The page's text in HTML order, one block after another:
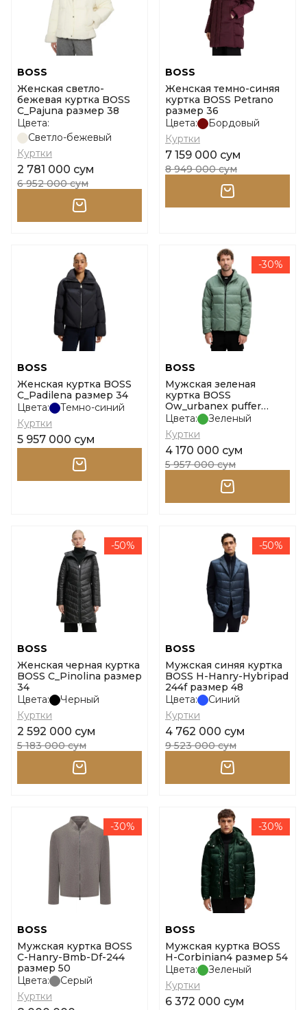
BOSS
Женская светло-
бежевая куртка BOSS
C_Pajuna размер 38
Цвета:
Светло-бежевый
Куртки
2 781 000 сум
6 952 000 сум
BOSS
Женская темно-синяя
куртка BOSS Petrano
размер 36
Цвета:
Бордовый
Куртки
7 159 000 сум
8 949 000 сум
BOSS
Женская куртка BOSS
C_Padilena размер 34
Цвета:
Темно-синий
Куртки
5 957 000 сум
-30%
BOSS
Мужская зеленая
куртка BOSS
Ow_urbanex puffer
10262007 01 размер l
Цвета:
Зеленый
Куртки
4 170 000 сум
5 957 000 сум
-50%
BOSS
Женская черная куртка
BOSS C_Pinolina размер
34
Цвета:
Черный
Куртки
2 592 000 сум
5 183 000 сум
-50%
BOSS
Мужская синяя куртка
BOSS H-Hanry-Hybripad
244f размер 48
Цвета:
Синий
Куртки
4 762 000 сум
9 523 000 сум
-30%
BOSS
Мужская куртка BOSS
C-Hanry-Bmb-Df-244
размер 50
Цвета:
Серый
Куртки
-30%
BOSS
Мужская куртка BOSS
H-Corbinian4 размер 54
Цвета:
Зеленый
Куртки
6 372 000 сум